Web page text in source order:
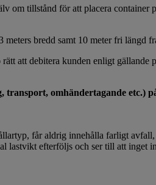
om tillstånd för att placera container
bredd samt 10 meter fri längd
att debitera kunden enligt
transport, omhändertagande
får aldrig innehålla farligt avfall,
efterföljs och ser till att inget